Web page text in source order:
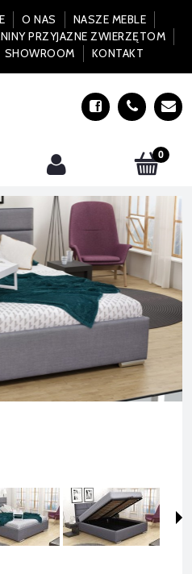
O NAS
NASZE MEBLE
PRZYJAZNE ZWIERZĘTOM
SHOWROOM KONTAKT